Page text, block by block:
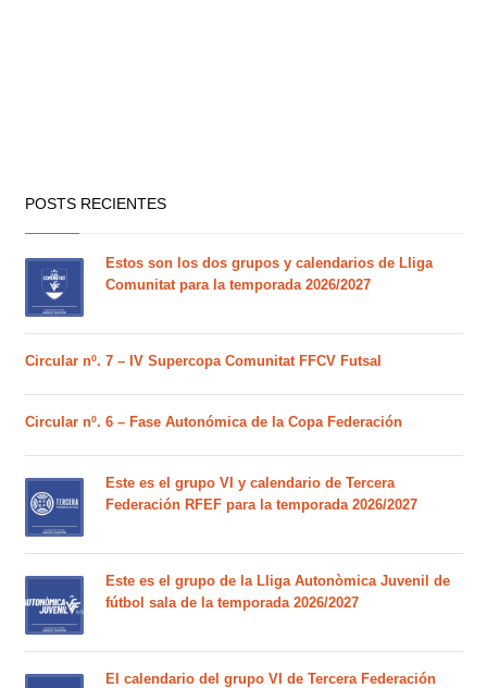
POSTS RECIENTES
Estos son los dos grupos y calendarios de Lliga
Comunitat para la temporada 2026/2027
Circular nº. 7 – IV Supercopa Comunitat FFCV Futsal
Circular nº. 6 – Fase Autonómica de la Copa Federación
Este es el grupo VI y calendario de Tercera
Federación RFEF para la temporada 2026/2027
Este es el grupo de la Lliga Autonòmica Juvenil de
fútbol sala de la temporada 2026/2027
El calendario del grupo VI de Tercera Federación